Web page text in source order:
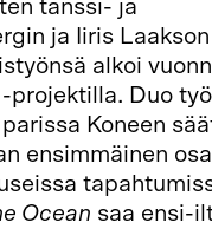
tanssi- ja
ja Iiris Laakson
alkoi
projektilla. Duo
Koneen
ensimmäinen
Ocean saa ensi-